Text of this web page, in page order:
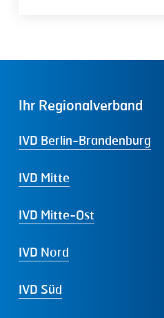
Ihr Regionalverband
IVD Berlin-Brandenburg
IVD Mitte
IVD Mitte-Ost
IVD Nord
IVD Süd